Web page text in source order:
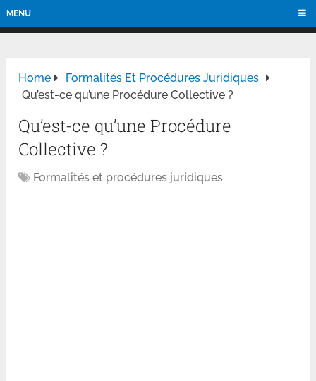
MENU
Home
Formalités Et Procédures Juridiques
Qu’est-ce qu’une Procédure Collective ?
Qu’est-ce qu’une Procédure
Collective ?
Formalités et procédures juridiques